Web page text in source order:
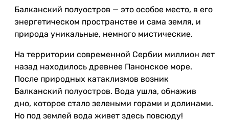
Балканский полуостров — это особое место, в его
энергетическом пространстве и сама земля, и
природа уникальные, немного мистические.
На территории современной Сербии миллион лет
назад находилось древнее Панонское море.
После природных катаклизмов возник
Балканский полуостров. Вода ушла, обнажив
дно, которое стало зелеными горами и долинами.
Но под землей вода живет здесь повсюду!